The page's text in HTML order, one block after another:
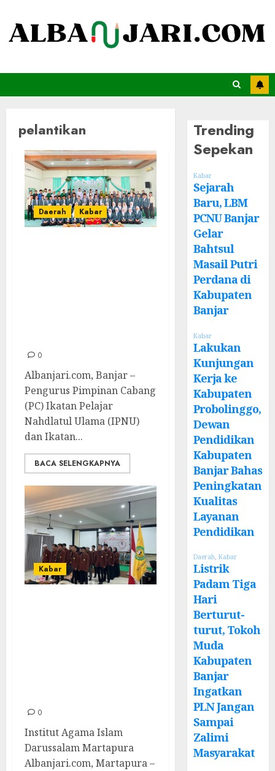
pelantikan
Daerah Kabar
0
Albanjari.com, Banjar –
Pengurus Pimpinan Cabang
(PC) Ikatan Pelajar
Nahdlatul Ulama (IPNU)
dan Ikatan...
BACA SELENGKAPNYA
Kabar
0
Institut Agama Islam
Darussalam Martapura
Albanjari.com, Martapura –
Trending
Sepekan
Kabar
Sejarah
Baru, LBM
PCNU Banjar
Gelar
Bahtsul
Masail Putri
Perdana di
Kabupaten
Banjar
Kabar
Lakukan
Kunjungan
Kerja ke
Kabupaten
Probolinggo,
Dewan
Pendidikan
Kabupaten
Banjar Bahas
Peningkatan
Kualitas
Layanan
Pendidikan
Daerah ,Kabar
Listrik
Padam Tiga
Hari
Berturut-
turut, Tokoh
Muda
Kabupaten
Banjar
Ingatkan
PLN Jangan
Sampai
Zalimi
Masyarakat